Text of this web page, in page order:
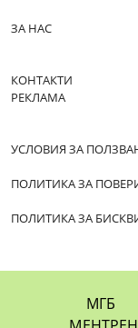
ЗА НАС
КОНТАКТИ
РЕКЛАМА
УСЛОВИЯ ЗА
ПОЛИТИКА ЗА
ПОЛИТИКА ЗА
МГБ